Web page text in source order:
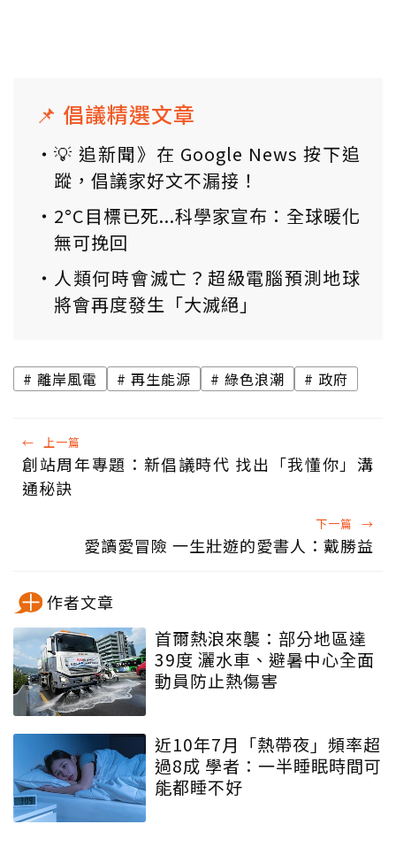
📌 倡議精選文章
💡 追新聞》在 Google News 按下追
蹤，倡議家好文不漏接！
2°C目標已死...科學家宣布：全球暖化
無可挽回
人類何時會滅亡？超級電腦預測地球
將會再度發生「大滅絕」
離岸風電 再生能源 綠色浪潮 政府
← 上一篇
創站周年專題：新倡議時代 找出「我懂你」溝
通秘訣
下一篇 →
愛讀愛冒險 一生壯遊的愛書人：戴勝益
作者文章
首爾熱浪來襲：部分地區達
39度 灑水車、避暑中心全面
動員防止熱傷害
近10年7月「熱帶夜」頻率超
過8成 學者：一半睡眠時間可
能都睡不好